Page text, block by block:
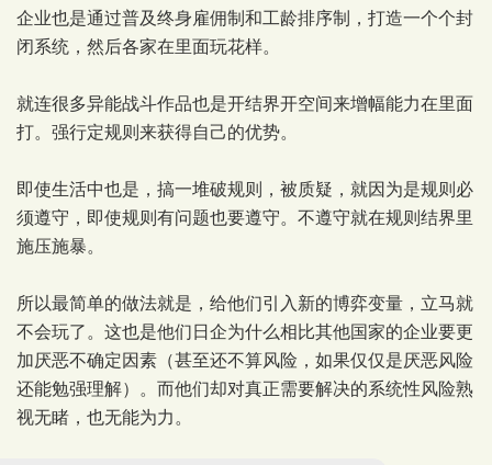
企业也是通过普及终身雇佣制和工龄排序制，打造一个个封
闭系统，然后各家在里面玩花样。
就连很多异能战斗作品也是开结界开空间来增幅能力在里面
打。强行定规则来获得自己的优势。
即使生活中也是，搞一堆破规则，被质疑，就因为是规则必
须遵守，即使规则有问题也要遵守。不遵守就在规则结界里
施压施暴。
所以最简单的做法就是，给他们引入新的博弈变量，立马就
不会玩了。这也是他们日企为什么相比其他国家的企业要更
加厌恶不确定因素（甚至还不算风险，如果仅仅是厌恶风险
还能勉强理解）。而他们却对真正需要解决的系统性风险熟
视无睹，也无能为力。